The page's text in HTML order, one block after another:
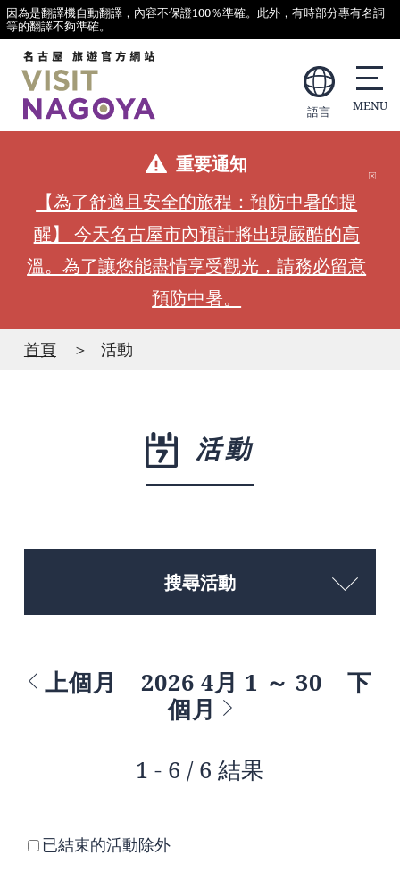
因為是翻譯機自動翻譯，內容不保證100％準確。此外，有時部分專有名詞
等的翻譯不夠準確。
語言
重要通知
【為了舒適且安全的旅程：預防中暑的提
醒】 今天名古屋市內預計將出現嚴酷的高
溫。為了讓您能盡情享受觀光，請務必留意
預防中暑。
首頁 活動
活動
搜尋活動
上個月 2026 4月 1 ～ 30
下
個月
1 - 6 / 6 結果
已結束的活動除外